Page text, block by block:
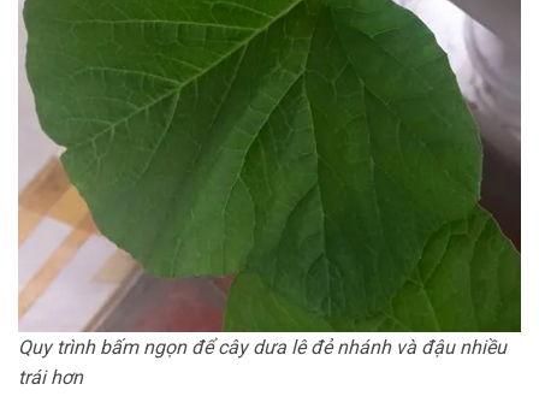
Quy trình bấm ngọn để cây dưa lê đẻ nhánh và đậu nhiều
trái hơn